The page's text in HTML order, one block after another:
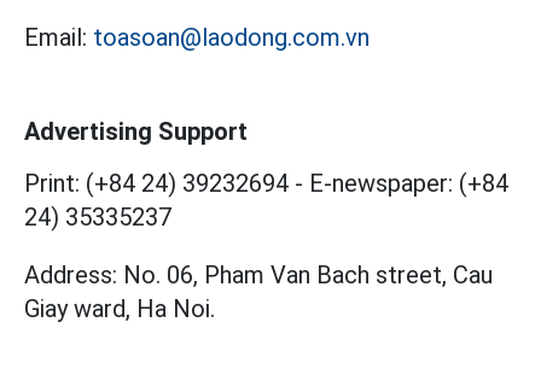
Email: toasoan@laodong.com.vn
Advertising Support
Print: (+84 24) 39232694 - E-newspaper: (+84
24) 35335237
Address: No. 06, Pham Van Bach street, Cau
Giay ward, Ha Noi.